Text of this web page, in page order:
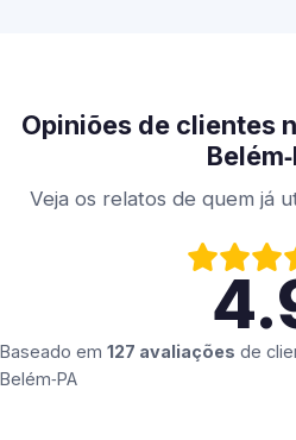
Opiniões de clientes
Veja os relatos de quem já
Baseado em 127 avaliações de
Belém‑PA